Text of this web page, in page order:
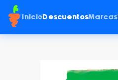
Inicio DescuentosMarcas